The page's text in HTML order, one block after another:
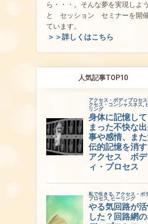
ら・・・。そんな夢を実現しよう
と セッション セミナーを開
ています。
＞＞詳しくはこちら
人気記事TOP10